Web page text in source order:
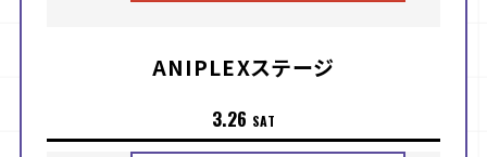
ANIPLEXステージ
3.26 SAT